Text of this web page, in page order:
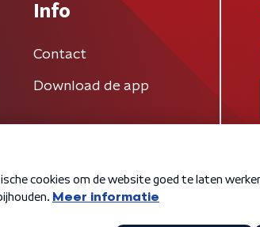
Info
Contact
Download de app